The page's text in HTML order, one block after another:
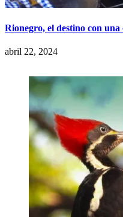
Rionegro, el destino con
abril 22, 2024